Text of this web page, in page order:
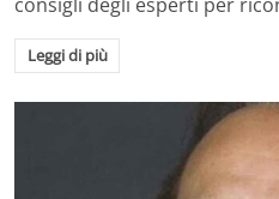
Leggi di più